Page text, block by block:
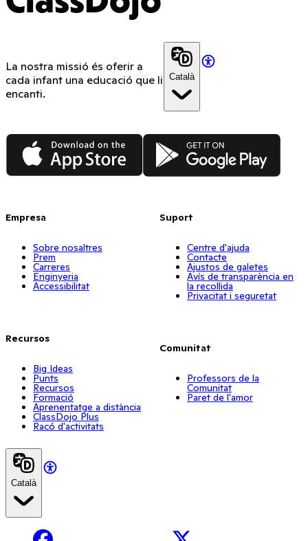
La nostra missió és oferir a
cada infant una educació que li
encanti.
Català
App Store Google Play
Empresa
Sobre nosaltres
Prem
Carreres
Enginyeria
Accessibilitat
Recursos
Big Ideas
Punts
Recursos
Formació
Aprenentatge a distància
ClassDojo Plus
Racó d'activitats
Suport
Centre d'ajuda
Contacte
Ajustos de galetes
Avís de transparència en
la recollida
Privacitat i seguretat
Comunitat
Professors de la
Comunitat
Paret de l'amor
Català
Facebook X